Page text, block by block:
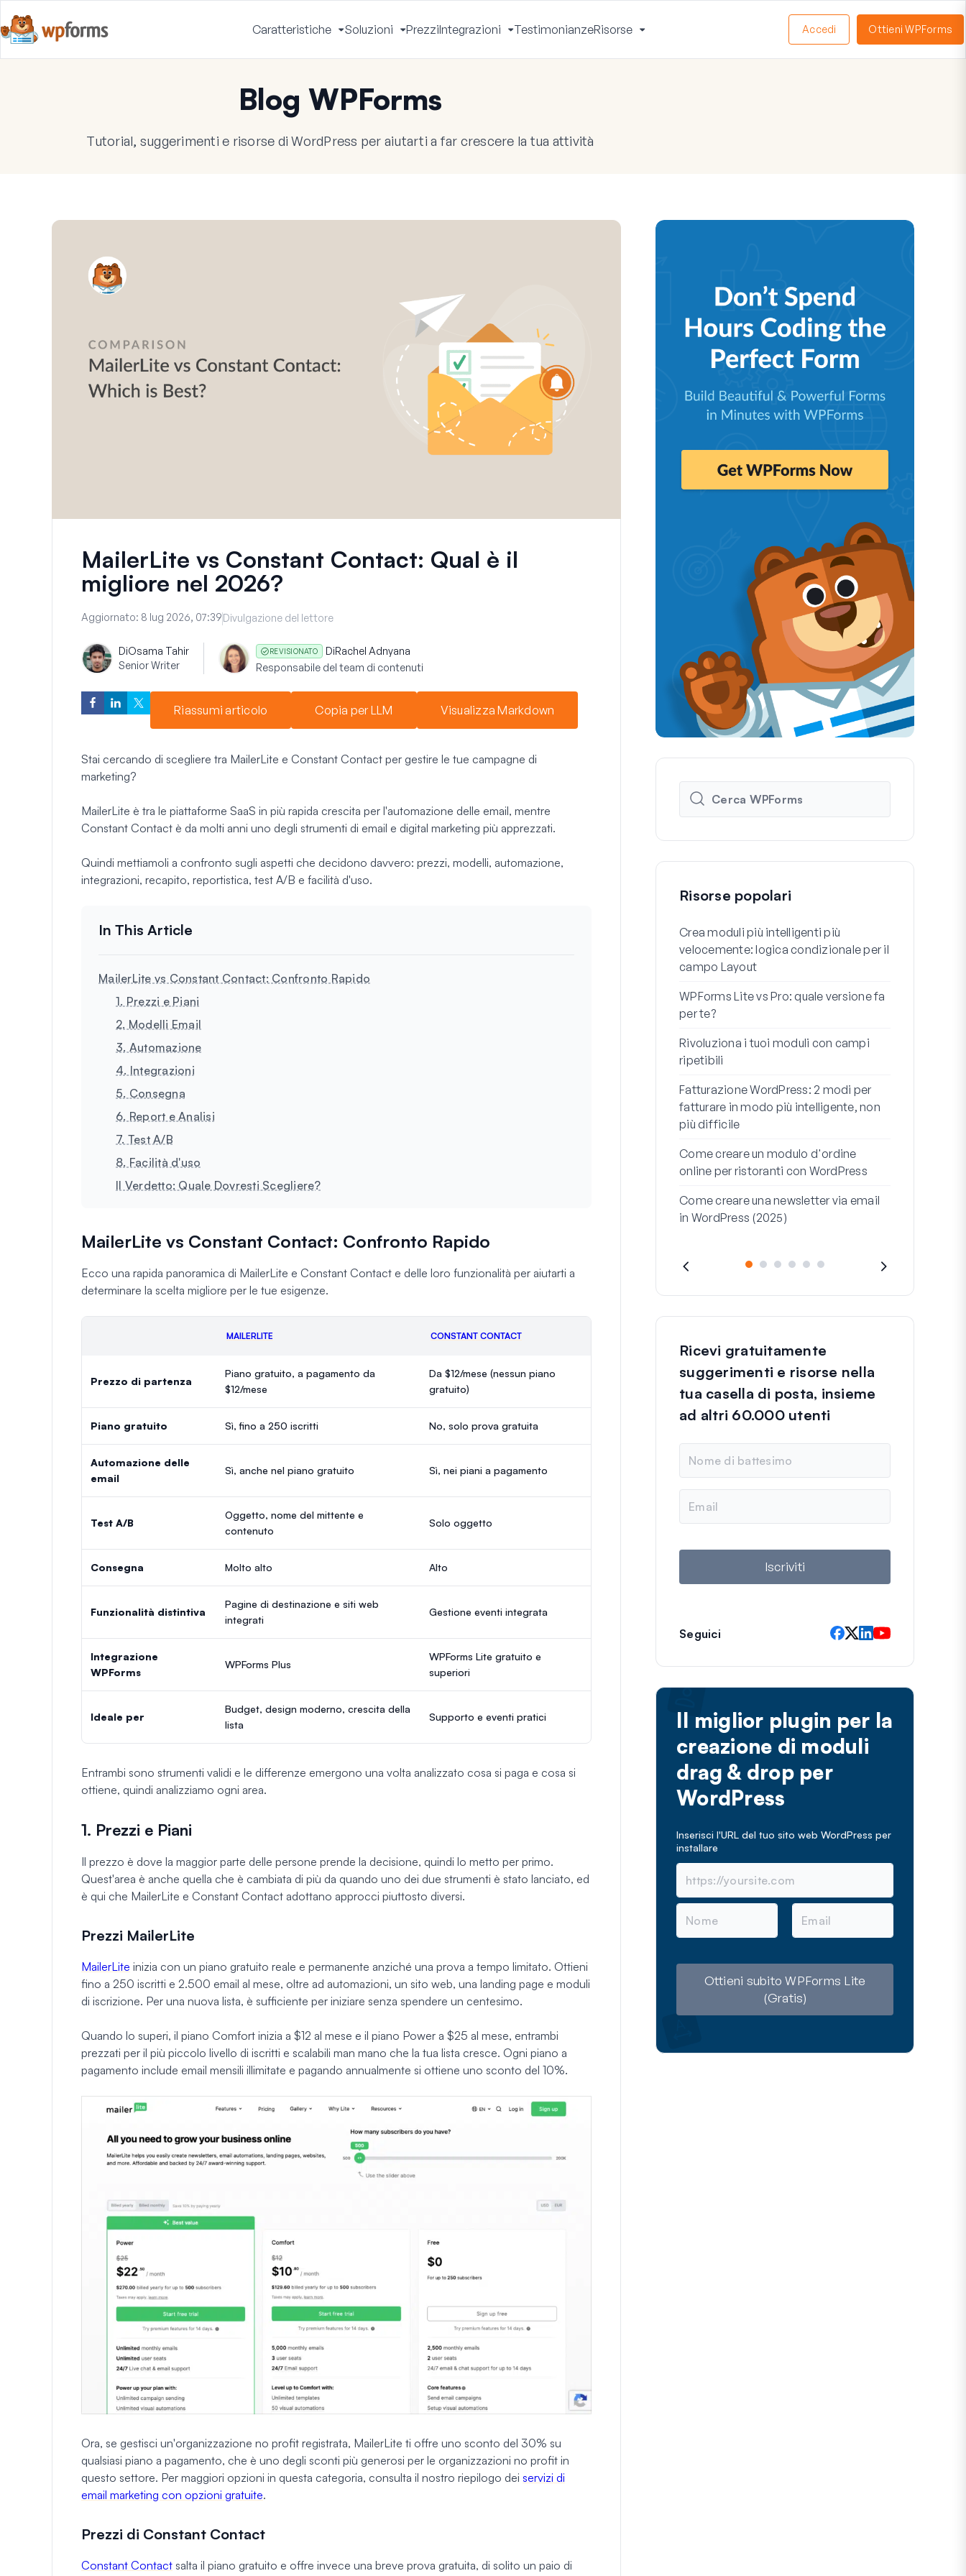
Caratteristiche
Apri
Menu
Soluzioni
Apri
Menu
PrezziIntegrazioni
Apri
Menu
TestimonianzeRisorse
Menu
Accedi Ottieni WPForms
Blog WPForms
Tutorial, suggerimenti e risorse di WordPress per aiutarti a far crescere la tua attività
MailerLite vs Constant Contact: Qual è il
migliore nel 2026?
Aggiornato: 8 lug 2026, 07:39Divulgazione del lettore
DiOsama Tahir
Senior Writer
REVISIONATO DiRachel Adnyana
Responsabile del team di contenuti
Riassumi articolo Copia per LLM Visualizza Markdown
Stai cercando di scegliere tra MailerLite e Constant Contact per gestire le tue campagne di
marketing?
MailerLite è tra le piattaforme SaaS in più rapida crescita per l'automazione delle email, mentre
Constant Contact è da molti anni uno degli strumenti di email e digital marketing più apprezzati.
Quindi mettiamoli a confronto sugli aspetti che decidono davvero: prezzi, modelli, automazione,
integrazioni, recapito, reportistica, test A/B e facilità d'uso.
MailerLite vs Constant Contact: Confronto Rapido
1. Prezzi e Piani
2. Modelli Email
3. Automazione
4. Integrazioni
5. Consegna
6. Report e Analisi
7. Test A/B
8. Facilità d'uso
Il Verdetto: Quale Dovresti Scegliere?
MailerLite vs Constant Contact: Confronto Rapido
Ecco una rapida panoramica di MailerLite e Constant Contact e delle loro funzionalità per aiutarti a
determinare la scelta migliore per le tue esigenze.
MAILERLITE CONSTANT CONTACT
Prezzo di partenza
Piano gratuito, a pagamento da
$12/mese
Da $12/mese (nessun piano
gratuito)
Piano gratuito Sì, fino a 250 iscritti No, solo prova gratuita
Automazione delle
email
Sì, anche nel piano gratuito Sì, nei piani a pagamento
Test A/B
Oggetto, nome del mittente e
contenuto
Solo oggetto
Consegna Molto alto Alto
Funzionalità distintiva
Pagine di destinazione e siti web
integrati
Gestione eventi integrata
Integrazione
WPForms
WPForms Plus
WPForms Lite gratuito e
superiori
Ideale per
Budget, design moderno, crescita della
lista
Supporto e eventi pratici
Entrambi sono strumenti validi e le differenze emergono una volta analizzato cosa si paga e cosa si
ottiene, quindi analizziamo ogni area.
1. Prezzi e Piani
Il prezzo è dove la maggior parte delle persone prende la decisione, quindi lo metto per primo.
Quest'area è anche quella che è cambiata di più da quando uno dei due strumenti è stato lanciato, ed
è qui che MailerLite e Constant Contact adottano approcci piuttosto diversi.
Prezzi MailerLite
MailerLite inizia con un piano gratuito reale e permanente anziché una prova a tempo limitato. Ottieni
fino a 250 iscritti e 2.500 email al mese, oltre ad automazioni, un sito web, una landing page e moduli
di iscrizione. Per una nuova lista, è sufficiente per iniziare senza spendere un centesimo.
Quando lo superi, il piano Comfort inizia a $12 al mese e il piano Power a $25 al mese, entrambi
prezzati per il più piccolo livello di iscritti e scalabili man mano che la tua lista cresce. Ogni piano a
pagamento include email mensili illimitate e pagando annualmente si ottiene uno sconto del 10%.
Ora, se gestisci un'organizzazione no profit registrata, MailerLite ti offre uno sconto del 30% su
qualsiasi piano a pagamento, che è uno degli sconti più generosi per le organizzazioni no profit in
questo settore. Per maggiori opzioni in questa categoria, consulta il nostro riepilogo dei servizi di
email marketing con opzioni gratuite.
Prezzi di Constant Contact
Constant Contact salta il piano gratuito e offre invece una breve prova gratuita, di solito un paio di
Risorse popolari
Crea moduli più intelligenti più
velocemente: logica condizionale per il
campo Layout
WPForms Lite vs Pro: quale versione fa
per te?
Rivoluziona i tuoi moduli con campi
ripetibili
Fatturazione WordPress: 2 modi per
fatturare in modo più intelligente, non
più difficile
Come creare un modulo d'ordine
online per ristoranti con WordPress
Come creare una newsletter via email
in WordPress (2025)
Ricevi gratuitamente
suggerimenti e risorse nella
tua casella di posta, insieme
ad altri 60.000 utenti
m
e
a
l
Iscriviti
Seguici
Il miglior plugin per la
creazione di moduli
drag & drop per
WordPress
Inserisci l'URL del tuo sito web WordPress per
installare
N
m
E
a
Ottieni subito WPForms Lite
(Gratis)